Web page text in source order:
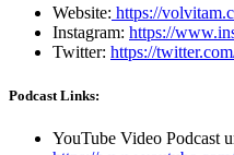
Website: https://
Instagram: https://
Twitter: https://
Podcast Links:
YouTube Video Podcast